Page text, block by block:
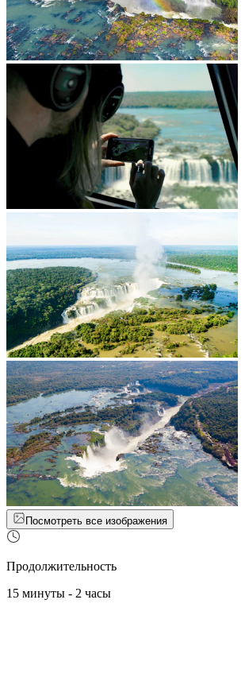
Посмотреть все изображения
Продолжительность
15 минуты - 2 часы